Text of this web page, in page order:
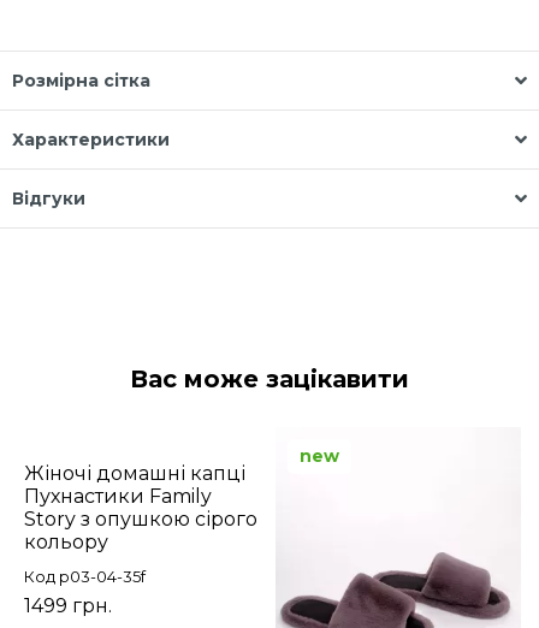
Розмірна сітка
Характеристики
Відгуки
Вас може зацікавити
Жіночі домашні капці
Пухнастики Family
Story з опушкою сірого
кольору
Код p03-04-35f
1499 грн.
new